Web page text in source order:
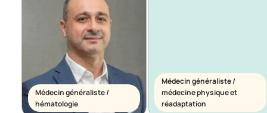
Médecin généraliste /
hématologie
Médecin généraliste /
médecine physique et
réadaptation